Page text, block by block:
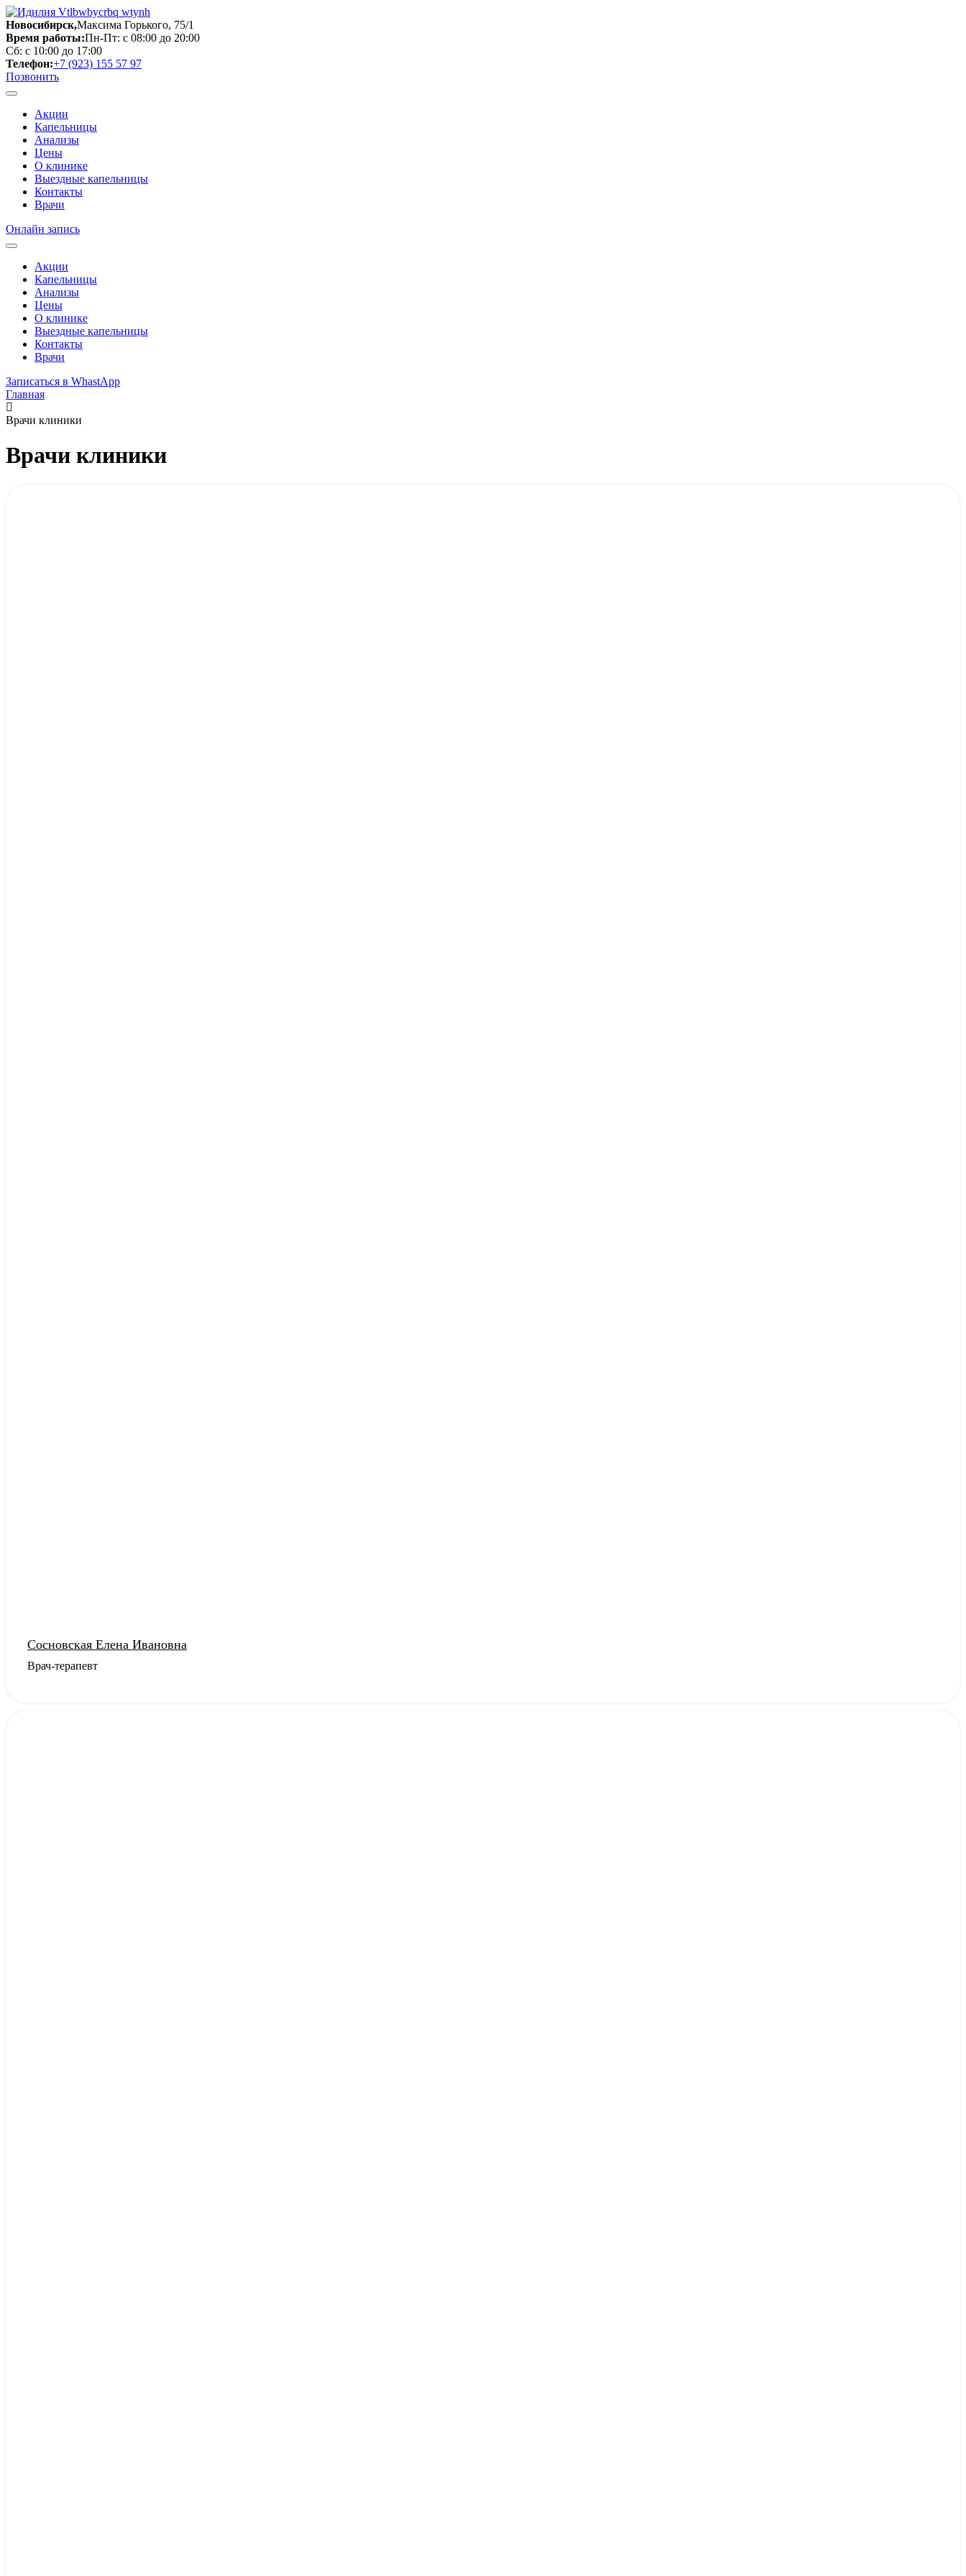
Новосибирск,Максима Горького, 75/1
Время работы:Пн-Пт: с 08:00 до 20:00
Сб: с 10:00 до 17:00
Телефон:+7 (923) 155 57 97
Позвонить
Акции
Капельницы
Анализы
Цены
О клинике
Выездные капельницы
Контакты
Врачи
Онлайн запись
Акции
Капельницы
Анализы
Цены
О клинике
Выездные капельницы
Контакты
Врачи
Записаться в WhastApp
Главная
Врачи клиники
Врачи клиники
Сосновская Елена Ивановна
Врач-терапевт